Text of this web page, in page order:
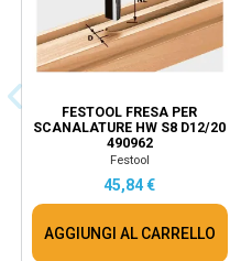
FESTOOL FRESA PER
SCANALATURE HW S8 D12/20
490962
Festool
45,84 €
AGGIUNGI AL CARRELLO